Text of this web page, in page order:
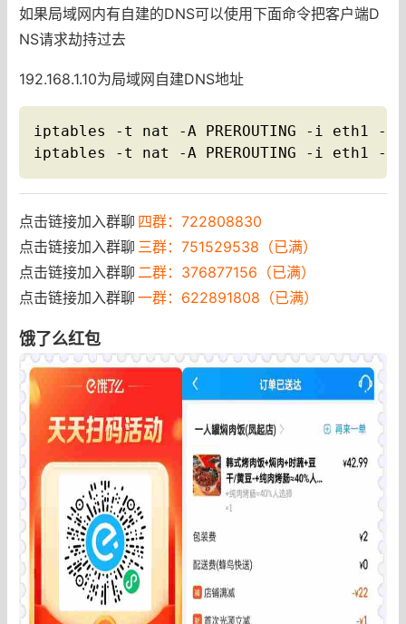
如果局域网内有自建的DNS可以使用下面命令把客户端D
NS请求劫持过去
192.168.1.10为局域网自建DNS地址
iptables -t nat -A PREROUTING -i eth1 -
iptables -t nat -A PREROUTING -i eth1
点击链接加入群聊 四群：722808830
点击链接加入群聊 三群：751529538（已满）
点击链接加入群聊 二群：376877156（已满）
点击链接加入群聊 一群：622891808（已满）
饿了么红包